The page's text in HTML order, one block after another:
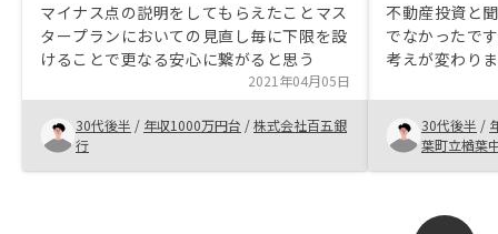
マイナス点の説明をしてもらえたことマス
タープランにおいての見直し毎に下限を設
けることで更なる安心に繋がると思う
2021年04月05日
30代後半 / 年収1000万円台 /株式会社百五銀
行
不動産投資と
でなかったで
考えが変わり
こちらの不安
ました。 今
と思います。
30代後半 /
葉町立楢葉